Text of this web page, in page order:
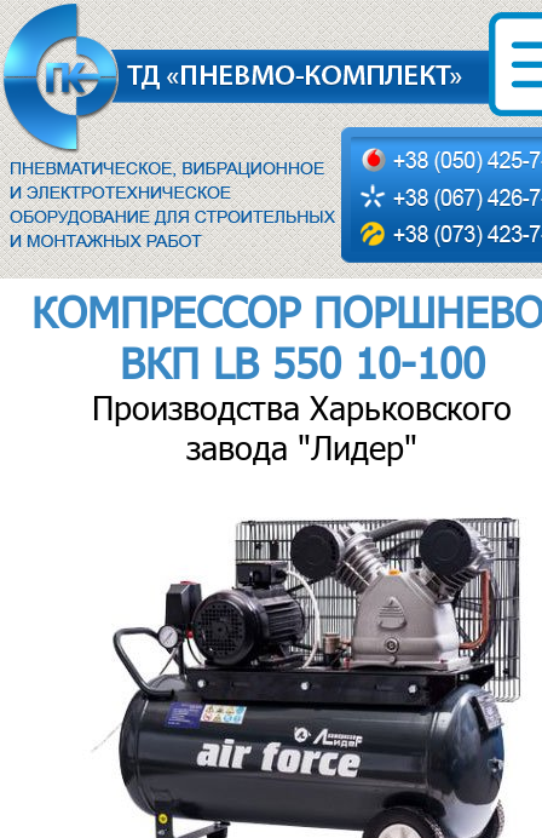
КОМПРЕССОР
ВКП LB 550 10-100
Производства Харьковского
завода "Лидер"